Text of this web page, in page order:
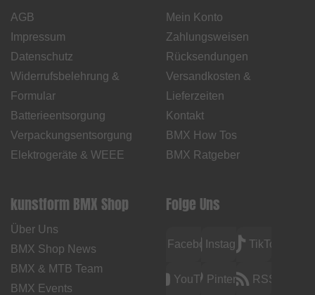
AGB
Impressum
Datenschutz
Widerrufsbelehrung &
Formular
Batterieentsorgung
Verpackungsentsorgung
Elektrogeräte & WEEE
Mein Konto
Zahlungsweisen
Rücksendungen
Versandkosten &
Lieferzeiten
Kontakt
BMX How Tos
BMX Ratgeber
kunstform BMX Shop
Über Uns
BMX Shop News
BMX & MTB Team
BMX Events
Folge Uns
FacebookInstagramTikTok
YouTubePinterest RSS